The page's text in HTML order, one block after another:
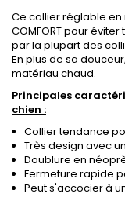
Ce collier réglable
COMFORT pour
par la plupart des
En plus de sa
matériau chaud.
Principales
chien :
Collier tendance
Très design avec
Doublure en
Fermeture rapide
Peut s'accocier à